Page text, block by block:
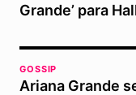
Grande’ para
GOSSIP
Ariana Grande